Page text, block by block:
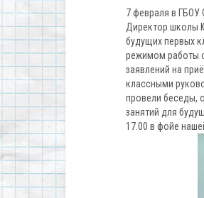
7 февраля в ГБОУ
Директор школы
будущих первых
режимом работы
заявлений на
классными
провели беседы,
занятий для
17.00 в фойе